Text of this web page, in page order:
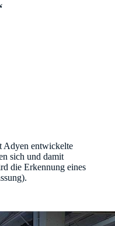
Adyen entwickelte
sich und damit
die Erkennung eines